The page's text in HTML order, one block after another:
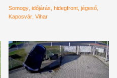
pusztítást okozott a
hidegfront
Somogy időjárás hidegfront jégeső
Kaposvár Vihar